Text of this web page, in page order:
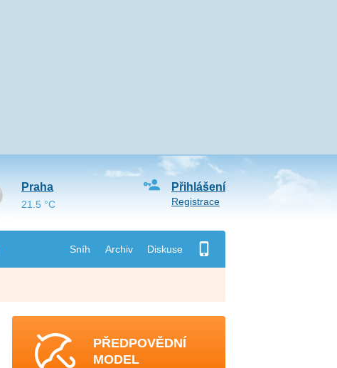
Sníh Archiv Diskuse
Přihlášení
Registrace
Praha
21.5 °C
PŘEDPOVĚDNÍ
MODEL